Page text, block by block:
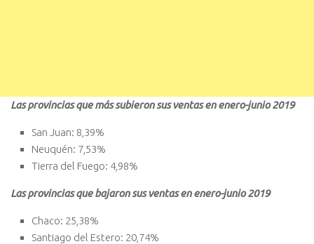
Las provincias que más subieron sus ventas en enero-junio 2019
San Juan: 8,39%
Neuquén: 7,53%
Tierra del Fuego: 4,98%
Las provincias que bajaron sus ventas en enero-junio 2019
Chaco: 25,38%
Santiago del Estero: 20,74%